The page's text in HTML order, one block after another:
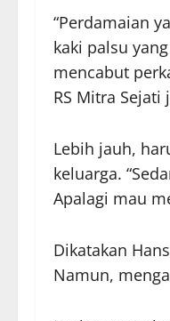
“Perdamaian
kaki palsu
mencabut
RS Mitra Sejati
Lebih jauh,
keluarga.
Apalagi mau
Dikatakan
Namun,